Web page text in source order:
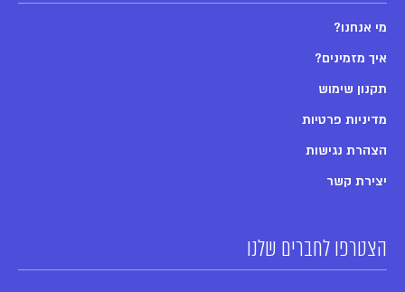
מי אנחנו?
איך מזמינים?
תקנון שימוש
מדיניות פרטיות
הצהרת נגישות
יצירת קשר
הצטרפו לחברים שלנו